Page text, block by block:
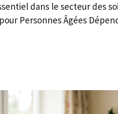
dans le secteur des
Personnes Âgées